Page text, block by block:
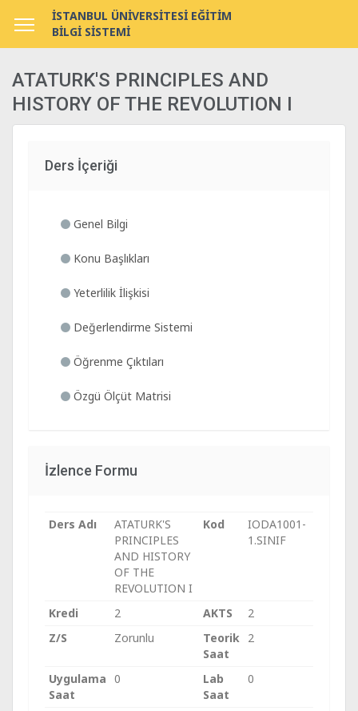
İSTANBUL ÜNİVERSİTESİ EĞİTİM
BİLGİ SİSTEMİ
ATATURK'S PRINCIPLES AND
HISTORY OF THE REVOLUTION I
Ders İçeriği
Genel Bilgi
Konu Başlıkları
Yeterlilik İlişkisi
Değerlendirme Sistemi
Öğrenme Çıktıları
Özgü Ölçüt Matrisi
İzlence Formu
Ders Adı
ATATURK'S
PRINCIPLES
AND HISTORY
OF THE
REVOLUTION I
Kod
IODA1001-
1.SINIF
Kredi 2 AKTS
2
Z/S
Zorunlu
Teorik
Saat
2
Uygulama
Saat
0
Lab
Saat
0